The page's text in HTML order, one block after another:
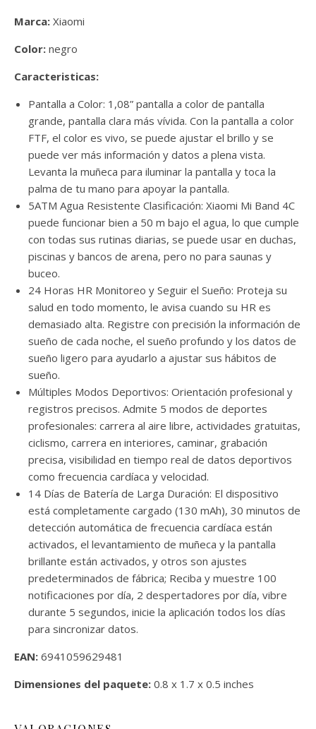
Marca: Xiaomi
Color: negro
Caracteristicas:
Pantalla a Color: 1,08” pantalla a color de pantalla
grande, pantalla clara más vívida. Con la pantalla a color
FTF, el color es vivo, se puede ajustar el brillo y se
puede ver más información y datos a plena vista.
Levanta la muñeca para iluminar la pantalla y toca la
palma de tu mano para apoyar la pantalla.
5ATM Agua Resistente Clasificación: Xiaomi Mi Band 4C
puede funcionar bien a 50 m bajo el agua, lo que cumple
con todas sus rutinas diarias, se puede usar en duchas,
piscinas y bancos de arena, pero no para saunas y
buceo.
24 Horas HR Monitoreo y Seguir el Sueño: Proteja su
salud en todo momento, le avisa cuando su HR es
demasiado alta. Registre con precisión la información de
sueño de cada noche, el sueño profundo y los datos de
sueño ligero para ayudarlo a ajustar sus hábitos de
sueño.
Múltiples Modos Deportivos: Orientación profesional y
registros precisos. Admite 5 modos de deportes
profesionales: carrera al aire libre, actividades gratuitas,
ciclismo, carrera en interiores, caminar, grabación
precisa, visibilidad en tiempo real de datos deportivos
como frecuencia cardíaca y velocidad.
14 Días de Batería de Larga Duración: El dispositivo
está completamente cargado (130 mAh), 30 minutos de
detección automática de frecuencia cardíaca están
activados, el levantamiento de muñeca y la pantalla
brillante están activados, y otros son ajustes
predeterminados de fábrica; Reciba y muestre 100
notificaciones por día, 2 despertadores por día, vibre
durante 5 segundos, inicie la aplicación todos los días
para sincronizar datos.
EAN: 6941059629481
Dimensiones del paquete: 0.8 x 1.7 x 0.5 inches